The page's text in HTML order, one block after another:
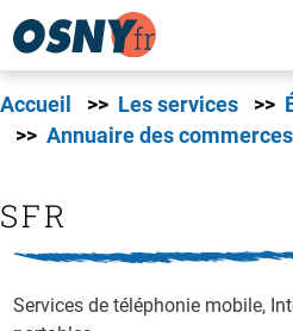
Accueil Les services
Annuaire des
SFR
Services de téléphonie mobile,